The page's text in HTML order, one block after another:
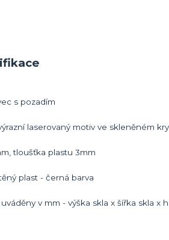
s pozadím
laserovaný motiv ve skleněném
tloušťka plastu 3mm
plast - černá barva
v mm - výška skla x šířka skla x